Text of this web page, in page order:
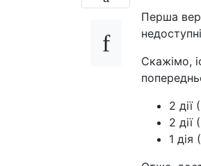
Перша
Скажімо,
2 дії
2 дії
1